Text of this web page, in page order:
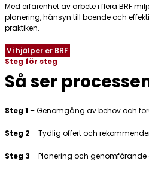
Med erfarenhet av arbete i flera BRF
planering, hänsyn till boende och
praktiken.
Vi hjälper er BRF
Steg för steg
Så ser
Steg 1– Genomgång av behov och
Steg 2 – Tydlig offert och
Steg 3 –Planering och